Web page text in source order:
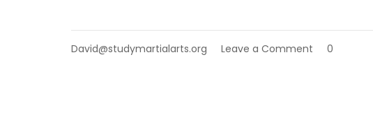
David@studymartialarts.org Leave a Comment 0